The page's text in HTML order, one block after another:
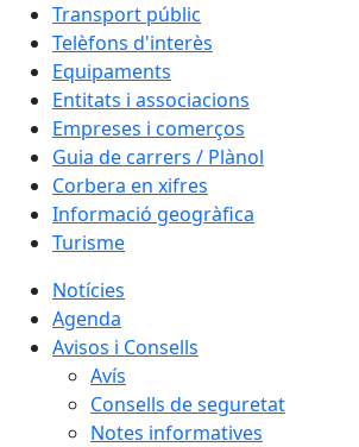
Transport públic
Telèfons d'interès
Equipaments
Entitats i associacions
Empreses i comerços
Guia de carrers / Plànol
Corbera en xifres
Informació geogràfica
Turisme
Notícies
Agenda
Avisos i Consells
Avís
Consells de seguretat
Notes informatives